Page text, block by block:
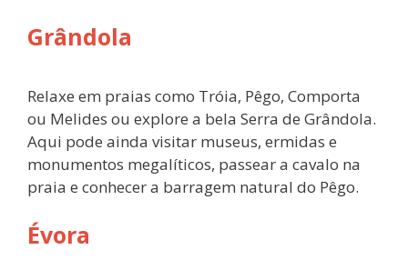
Grândola
Relaxe em praias como Tróia, Pêgo, Comporta
ou Melides ou explore a bela Serra de Grândola.
Aqui pode ainda visitar museus, ermidas e
monumentos megalíticos, passear a cavalo na
praia e conhecer a barragem natural do Pêgo.
Évora